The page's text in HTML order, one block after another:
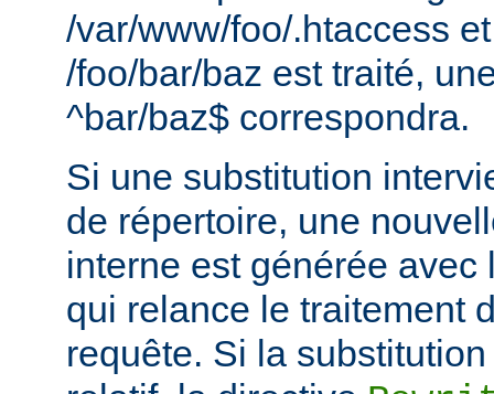
/var/www/foo/.htaccess
/foo/bar/baz est traité,
^bar/baz$ correspondra.
Si une substitution
de répertoire, une
interne est générée
qui relance le traitement
requête. Si la